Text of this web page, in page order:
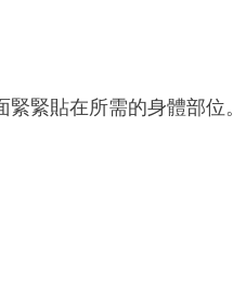
緊貼在所需的身體部位。